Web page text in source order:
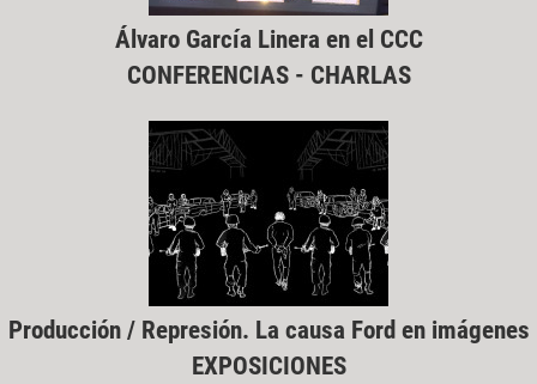
Álvaro García Linera en el CCC
CONFERENCIAS - CHARLAS
Producción / Represión. La causa Ford en imágenes
EXPOSICIONES